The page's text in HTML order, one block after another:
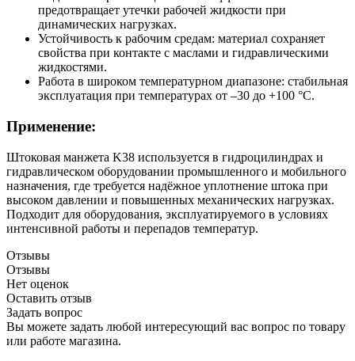
предотвращает утечки рабочей жидкости при
динамических нагрузках.
Устойчивость к рабочим средам: материал сохраняет
свойства при контакте с маслами и гидравлическими
жидкостями.
Работа в широком температурном диапазоне: стабильная
эксплуатация при температурах от –30 до +100 °C.
Применение:
Штоковая манжета K38 используется в гидроцилиндрах и
гидравлическом оборудовании промышленного и мобильного
назначения, где требуется надёжное уплотнение штока при
высоком давлении и повышенных механических нагрузках.
Подходит для оборудования, эксплуатируемого в условиях
интенсивной работы и перепадов температур.
Отзывы
Отзывы
Нет оценок
Оставить отзыв
Задать вопрос
Вы можете задать любой интересующий вас вопрос по товару
или работе магазина.